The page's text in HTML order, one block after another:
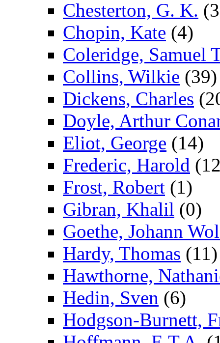
Chesterton, G. K.
Chopin, Kate (4)
Coleridge, Samuel
Collins, Wilkie (39)
Dickens, Charles
Doyle, Arthur
Eliot, George (14)
Frederic, Harold
Frost, Robert (1)
Gibran, Khalil (0)
Goethe, Johann
Hardy, Thomas (11)
Hawthorne,
Hedin, Sven (6)
Hodgson-Burnett,